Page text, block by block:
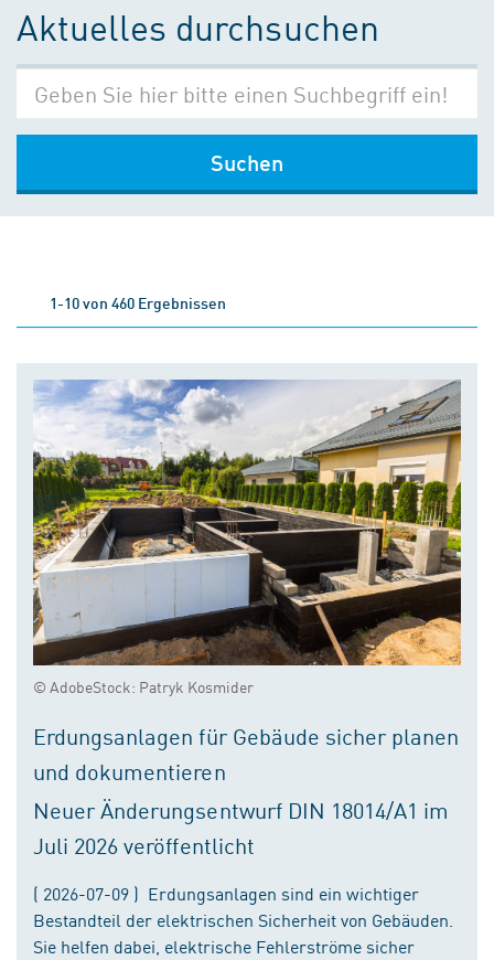
Aktuelles durchsuchen
Suchen
1-10 von 460 Ergebnissen
© AdobeStock: Patryk Kosmider
Erdungsanlagen für Gebäude sicher planen
und dokumentieren
Neuer Änderungsentwurf DIN 18014/A1 im
Juli 2026 veröffentlicht
( 2026-07-09 ) Erdungsanlagen sind ein wichtiger
Bestandteil der elektrischen Sicherheit von Gebäuden.
Sie helfen dabei, elektrische Fehlerströme sicher